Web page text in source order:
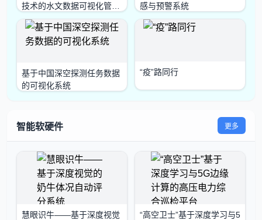
技术的水文数据可视化管理
平台
感与预警系统
基于中国深空探测任务数据
的可视化系统
“疫”路同行
智能软硬件 更多
慧眼识牛——基于深度视觉
“高空卫士”基于深度学习与5